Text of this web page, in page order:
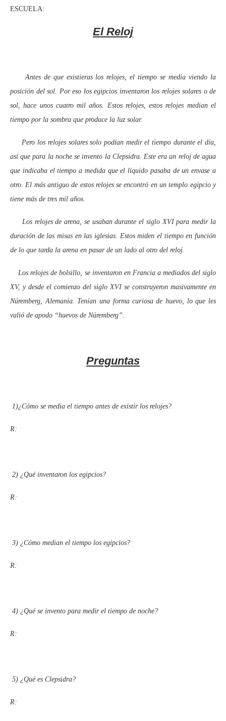
ESCUELA:
El Reloj
Antes de que existieras los relojes, el tiempo se media viendo la
posición del sol. Por eso los egipcios inventaron los relojes solares o de
sol, hace unos cuatro mil años. Estos relojes, estos relojes median el
tiempo por la sombra que produce la luz solar.
Pero los relojes solares solo podían medir el tiempo durante el día,
así que para la noche se invento la Clepsidra. Este era un reloj de agua
que indicaba el tiempo a medida que el líquido pasaba de un envase a
otro. El más antiguo de estos relojes se encontró en un templo egipcio y
tiene más de tres mil años.
Los relojes de arena, se usaban durante el siglo XVI para medir la
duración de las misas en las iglesias. Estos miden el tiempo en función
de lo que tarda la arena en pasar de un lado al otro del reloj.
Los relojes de bolsillo, se inventaron en Francia a mediados del siglo
XV, y desde el comienzo del siglo XVI se construyeron masivamente en
Núremberg, Alemania. Tenían una forma curiosa de huevo, lo que les
valió de apodo “huevos de Núremberg”.
Preguntas
1)¿Cómo se media el tiempo antes de existir los relojes?
R:
2) ¿Qué inventaron los egipcios?
R:
3) ¿Cómo median el tiempo los egipcios?
R:
4) ¿Qué se invento para medir el tiempo de noche?
R:
5) ¿Qué es Clepsidra?
R: